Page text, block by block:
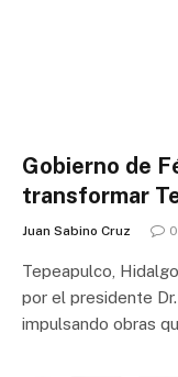
Gobierno de
transformar
Juan Sabino Cruz 0
Tepeapulco,
por el presidente
impulsando obras